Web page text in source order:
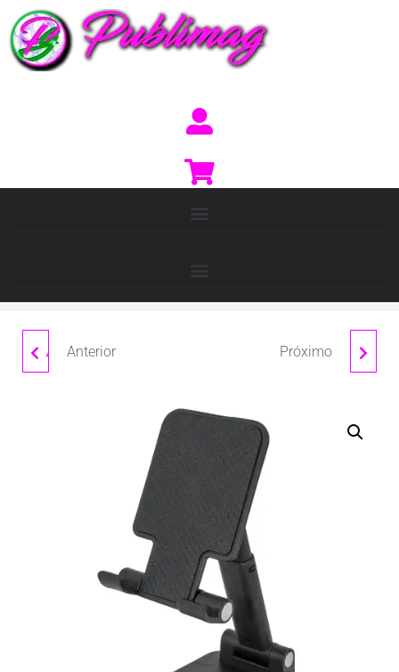
ALTAVOZ BLUETOOTH
Anterior Próximo